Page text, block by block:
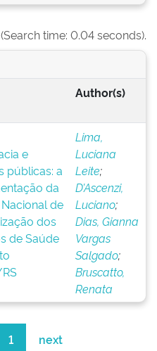
time: 0.04 seconds).
Author(s)
e
públicas: a
da
de
dos
de Saúde
Lima,
Luciana
Leite;
D’Ascenzi,
Luciano;
Dias, Gianna
Vargas
Salgado;
Bruscatto,
Renata
1 next